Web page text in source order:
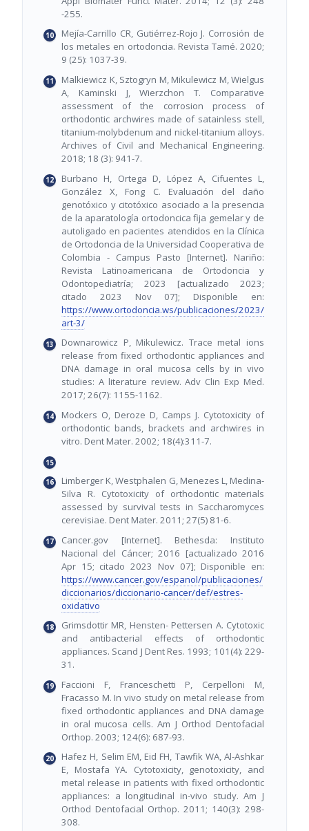
-255.
Mejía-Carrillo CR, Gutiérrez-Rojo J. Corrosión de
los metales en ortodoncia. Revista Tamé. 2020;
9 (25): 1037-39.
Malkiewicz K, Sztogryn M, Mikulewicz M, Wielgus
A, Kaminski J, Wierzchon T. Comparative
assessment of the corrosion process of
orthodontic archwires made of satainless stell,
titanium-molybdenum and nickel-titanium alloys.
Archives of Civil and Mechanical Engineering.
2018; 18 (3): 941-7.
Burbano H, Ortega D, López A, Cifuentes L,
González X, Fong C. Evaluación del daño
genotóxico y citotóxico asociado a la presencia
de la aparatología ortodoncica fija gemelar y de
autoligado en pacientes atendidos en la Clínica
de Ortodoncia de la Universidad Cooperativa de
Colombia - Campus Pasto [Internet]. Nariño:
Revista Latinoamericana de Ortodoncia y
Odontopediatría; 2023 [actualizado 2023;
citado 2023 Nov 07]; Disponible en:
https://www.ortodoncia.ws/publicaciones/2023/
art-3/
Downarowicz P, Mikulewicz. Trace metal ions
release from fixed orthodontic appliances and
DNA damage in oral mucosa cells by in vivo
studies: A literature review. Adv Clin Exp Med.
2017; 26(7): 1155-1162.
Mockers O, Deroze D, Camps J. Cytotoxicity of
orthodontic bands, brackets and archwires in
vitro. Dent Mater. 2002; 18(4):311-7.
Limberger K, Westphalen G, Menezes L, Medina-
Silva R. Cytotoxicity of orthodontic materials
assessed by survival tests in Saccharomyces
cerevisiae. Dent Mater. 2011; 27(5) 81-6.
Cancer.gov [Internet]. Bethesda: Instituto
Nacional del Cáncer; 2016 [actualizado 2016
Apr 15; citado 2023 Nov 07]; Disponible en:
https://www.cancer.gov/espanol/publicaciones/
diccionarios/diccionario-cancer/def/estres-
oxidativo
Grimsdottir MR, Hensten- Pettersen A. Cytotoxic
and antibacterial effects of orthodontic
appliances. Scand J Dent Res. 1993; 101(4): 229-
31.
Faccioni F, Franceschetti P, Cerpelloni M,
Fracasso M. In vivo study on metal release from
fixed orthodontic appliances and DNA damage
in oral mucosa cells. Am J Orthod Dentofacial
Orthop. 2003; 124(6): 687-93.
Hafez H, Selim EM, Eid FH, Tawfik WA, Al-Ashkar
E, Mostafa YA. Cytotoxicity, genotoxicity, and
metal release in patients with fixed orthodontic
appliances: a longitudinal in-vivo study. Am J
Orthod Dentofacial Orthop. 2011; 140(3): 298-
308.